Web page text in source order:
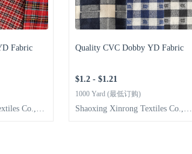
Fabric
Co.,Lt
Quality CVC Dobby YD Fabric
$1.2 - $1.21
1000 Yard (最低订购)
Shaoxing Xinrong Textiles Co.,Lt